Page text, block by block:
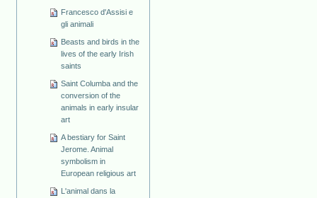
Francesco d'Assisi e
gli animali
Beasts and birds in the
lives of the early Irish
saints
Saint Columba and the
conversion of the
animals in early insular
art
A bestiary for Saint
Jerome. Animal
symbolism in
European religious art
L'animal dans la